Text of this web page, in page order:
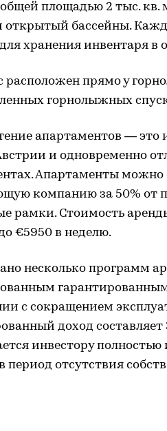
площадью 2 тыс. кв.
открытый бассейны.
хранения инвентаря в
расположен прямо у
горнолыжных
апартаментов — это
и одновременно
Апартаменты можно
компанию за 50% от
рамки. Стоимость
€5950 в неделю.
несколько программ
с сокращением
доход
инвестору
период отсутствия